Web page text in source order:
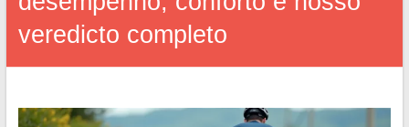
veredicto completo